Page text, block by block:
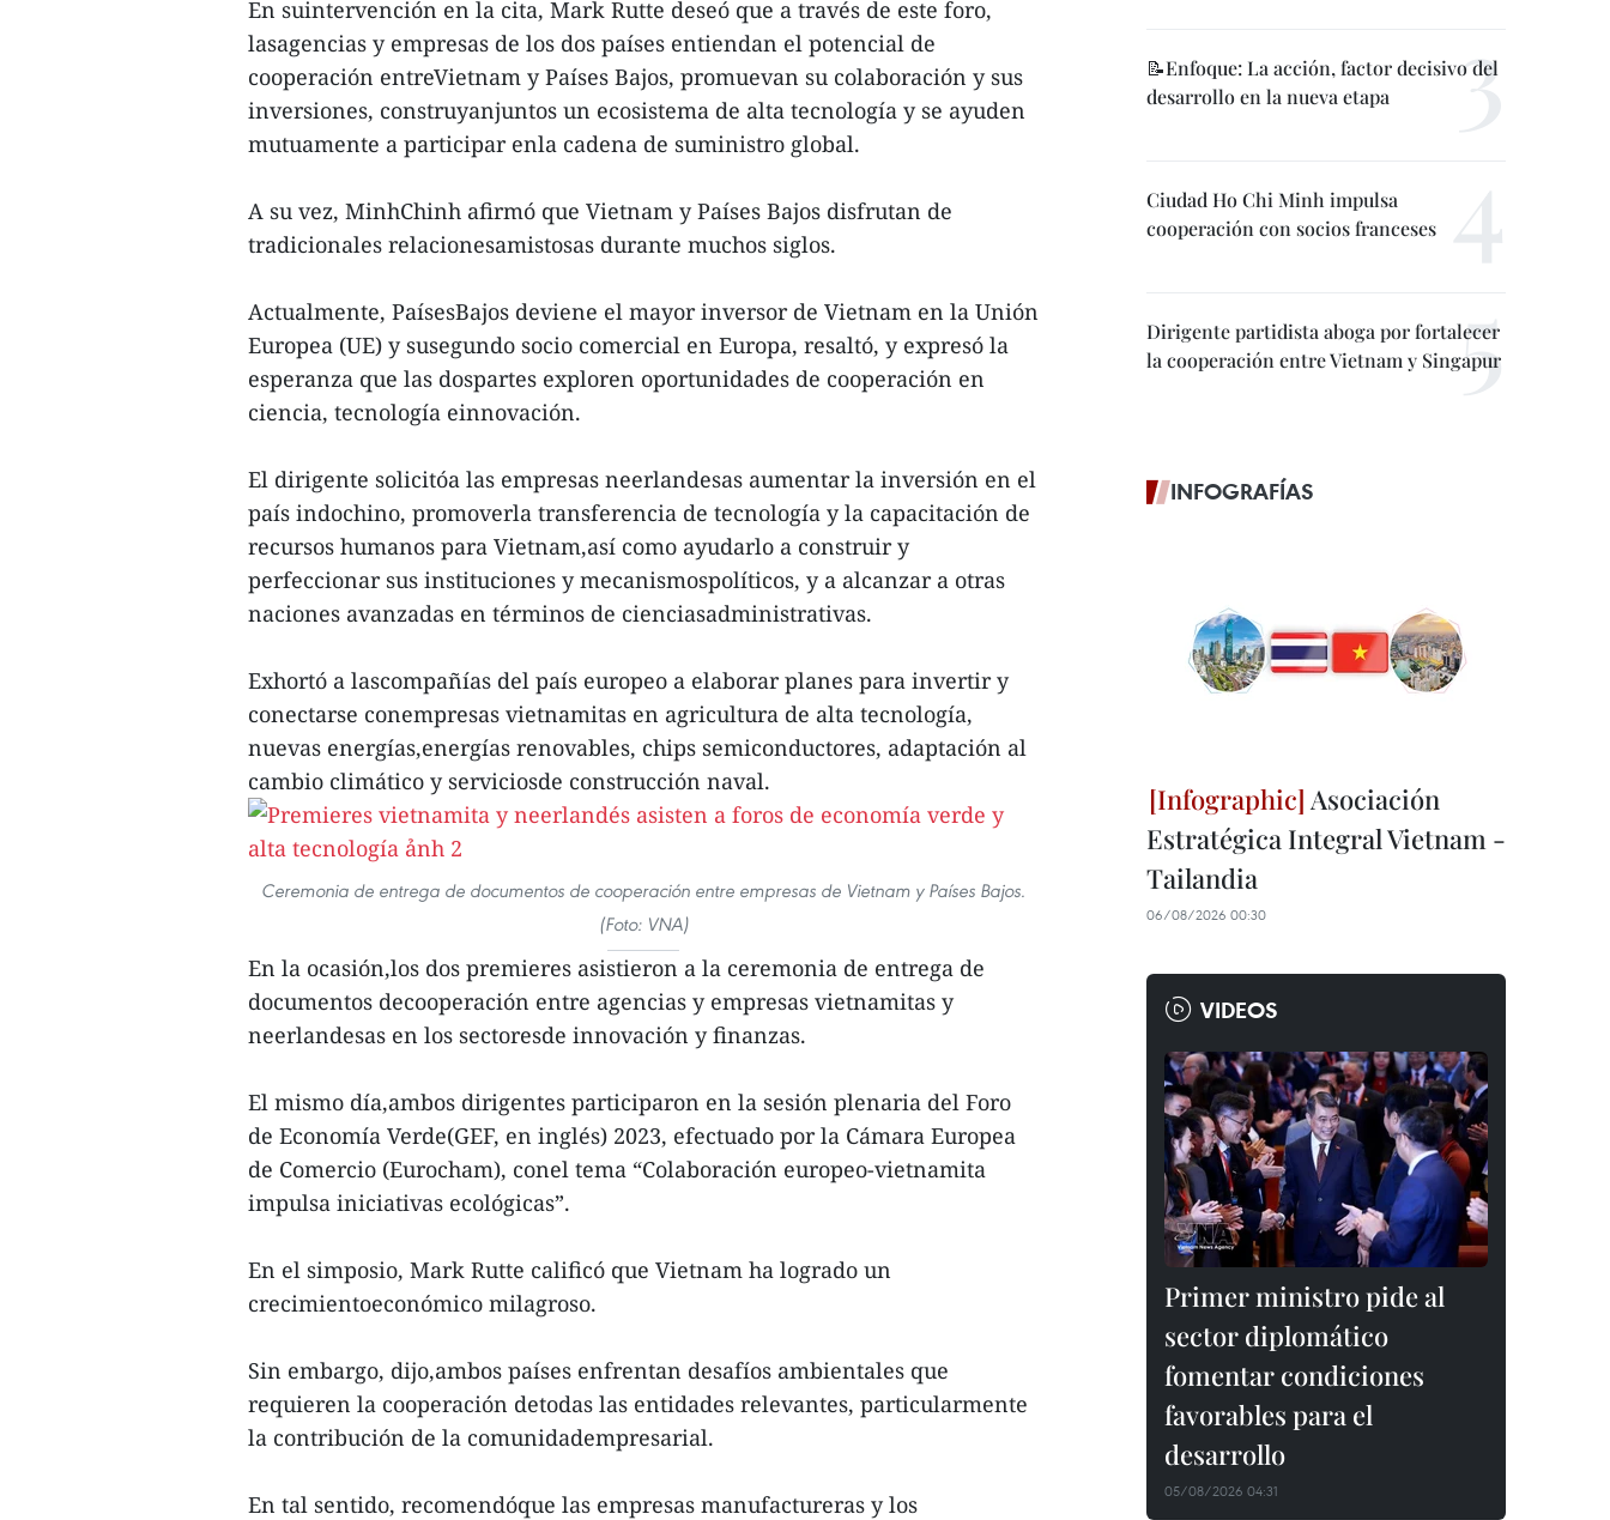
En suintervención en la cita, Mark Rutte deseó que a través de este foro,
lasagencias y empresas de los dos países entiendan el potencial de
cooperación entreVietnam y Países Bajos, promuevan su colaboración y sus
inversiones, construyanjuntos un ecosistema de alta tecnología y se ayuden
mutuamente a participar enla cadena de suministro global.
A su vez, MinhChinh afirmó que Vietnam y Países Bajos disfrutan de
tradicionales relacionesamistosas durante muchos siglos.
Actualmente, PaísesBajos deviene el mayor inversor de Vietnam en la Unión
Europea (UE) y susegundo socio comercial en Europa, resaltó, y expresó la
esperanza que las dospartes exploren oportunidades de cooperación en
ciencia, tecnología einnovación.
El dirigente solicitóa las empresas neerlandesas aumentar la inversión en el
país indochino, promoverla transferencia de tecnología y la capacitación de
recursos humanos para Vietnam,así como ayudarlo a construir y
perfeccionar sus instituciones y mecanismospolíticos, y a alcanzar a otras
naciones avanzadas en términos de cienciasadministrativas.
Exhortó a lascompañías del país europeo a elaborar planes para invertir y
conectarse conempresas vietnamitas en agricultura de alta tecnología,
nuevas energías,energías renovables, chips semiconductores, adaptación al
cambio climático y serviciosde construcción naval.
Ceremonia de entrega de documentos de cooperación entre empresas de Vietnam y Países Bajos.
(Foto: VNA)
En la ocasión,los dos premieres asistieron a la ceremonia de entrega de
documentos decooperación entre agencias y empresas vietnamitas y
neerlandesas en los sectoresde innovación y finanzas.
El mismo día,ambos dirigentes participaron en la sesión plenaria del Foro
de Economía Verde(GEF, en inglés) 2023, efectuado por la Cámara Europea
de Comercio (Eurocham), conel tema “Colaboración europeo-vietnamita
impulsa iniciativas ecológicas”.
En el simposio, Mark Rutte calificó que Vietnam ha logrado un
crecimientoeconómico milagroso.
Sin embargo, dijo,ambos países enfrentan desafíos ambientales que
requieren la cooperación detodas las entidades relevantes, particularmente
la contribución de la comunidadempresarial.
En tal sentido, recomendóque las empresas manufactureras y los
📝Enfoque: La acción, factor decisivo del
desarrollo en la nueva etapa
Ciudad Ho Chi Minh impulsa
cooperación con socios franceses
Dirigente partidista aboga por fortalecer
la cooperación entre Vietnam y Singapur
INFOGRAFÍAS
Asociación
Estratégica Integral Vietnam -
Tailandia
06/08/2026 00:30
VIDEOS
Primer ministro pide al
sector diplomático
fomentar condiciones
favorables para el
desarrollo
05/08/2026 04:31